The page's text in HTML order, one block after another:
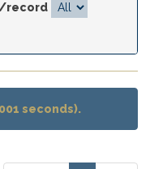
record
seconds).